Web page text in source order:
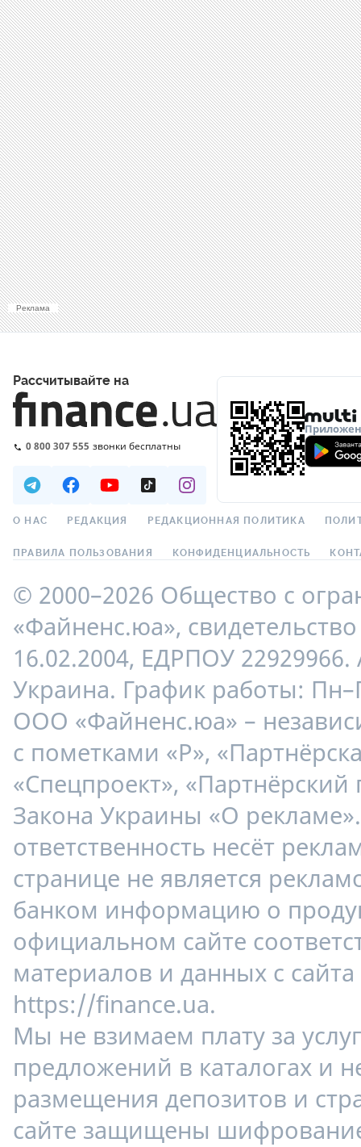
Реклама
Рассчитывайте на
0 800 307 555 звонки бесплатны
О НАС РЕДАКЦИЯ РЕДАКЦИОННАЯ ПОЛИТИКА
ПРАВИЛА ПОЛЬЗОВАНИЯ КОНФИДЕНЦИАЛЬНОСТЬ
© 2000–2026 Общество с
«Файненс.юа»,
16.02.2004, ЕДРПОУ
Украина. График работы:
ООО «Файненс.юа» –
с пометками «Р»,
«Спецпроект»,
Закона Украины «О
ответственность несёт
странице не является
банком информацию о
официальном сайте
материалов и данных с
https://finance.ua.
Мы не взимаем плату за
предложений в каталогах и
размещения депозитов и
сайте защищены